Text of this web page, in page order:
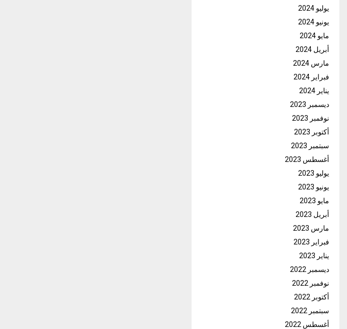
يوليو 2024
يونيو 2024
مايو 2024
أبريل 2024
مارس 2024
فبراير 2024
يناير 2024
ديسمبر 2023
نوفمبر 2023
أكتوبر 2023
سبتمبر 2023
أغسطس 2023
يوليو 2023
يونيو 2023
مايو 2023
أبريل 2023
مارس 2023
فبراير 2023
يناير 2023
ديسمبر 2022
نوفمبر 2022
أكتوبر 2022
سبتمبر 2022
أغسطس 2022